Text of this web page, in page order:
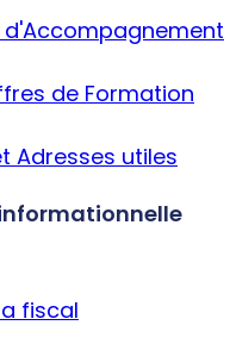
d'Accompagnement
de Formation
Adresses utiles
fiscal